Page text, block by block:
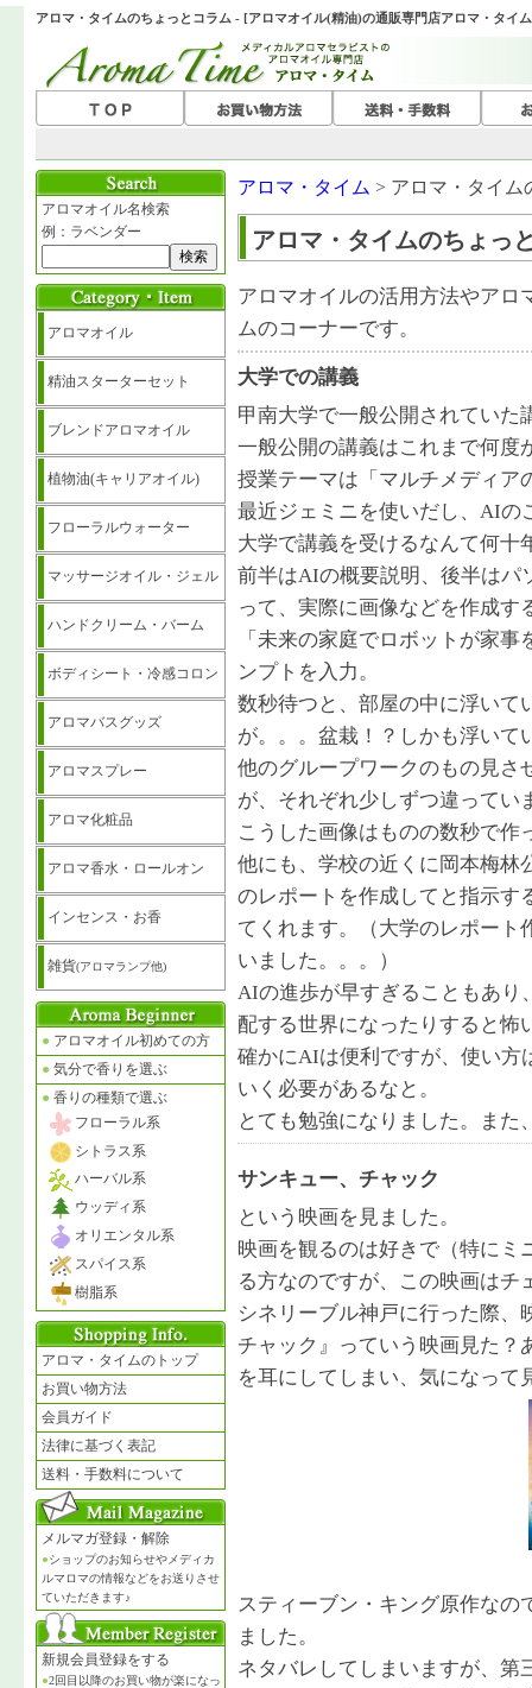
アロマ・タイムのちょっとコラム - [アロマオイル(精油)の通販専門店アロマ・タイ
アロマオイル名検索
例：ラベンダー
アロマオイル
精油スターターセット
ブレンドアロマオイル
植物油(キャリアオイル)
フローラルウォーター
マッサージオイル・ジェル
ハンドクリーム・バーム
ボディシート・冷感コロン
アロマバスグッズ
アロマスプレー
アロマ化粧品
アロマ香水・ロールオン
インセンス・お香
雑貨(アロマランプ他)
● アロマオイル初めての方
● 気分で香りを選ぶ
● 香りの種類で選ぶ
フローラル系
シトラス系
ハーバル系
ウッディ系
オリエンタル系
スパイス系
樹脂系
アロマ・タイムのトップ
お買い物方法
会員ガイド
法律に基づく表記
送料・手数料について
メルマガ登録・解除
●ショップのお知らせやメディカ
ルマロマの情報などをお送りさせ
ていただきます♪
新規会員登録をする
●2回目以降のお買い物が楽になっ
アロマ・タイム > アロマ・タイム
アロマ・タイムのちょっ
アロマオイルの活用方法やアロ
ムのコーナーです。
大学での講義
甲南大学で一般公開されていた
一般公開の講義はこれまで何度
授業テーマは「マルチメディア
最近ジェミニを使いだし、AIの
大学で講義を受けるなんて何十
前半はAIの概要説明、後半はパ
って、実際に画像などを作成す
「未来の家庭でロボットが家
ンプトを入力。
数秒待つと、部屋の中に浮いて
が。。。盆栽！？しかも浮いて
他のグループワークのもの見さ
が、それぞれ少しずつ違ってい
こうした画像はものの数秒で作
他にも、学校の近くに岡本梅林
のレポートを作成してと指示す
てくれます。（大学のレポート
いました。。。）
AIの進歩が早すぎることもあり
配する世界になったりすると怖
確かにAIは便利ですが、使い方
いく必要があるなと。
とても勉強になりました。ま
サンキュー、チャック
という映画を見ました。
映画を観るのは好きで（特にミ
る方なのですが、この映画はチ
シネリーブル神戸に行った際、
チャック』っていう映画見た？
を耳にしてしまい、気になって
スティーブン・キング原作なの
ました。
ネタバレしてしまいますが、第